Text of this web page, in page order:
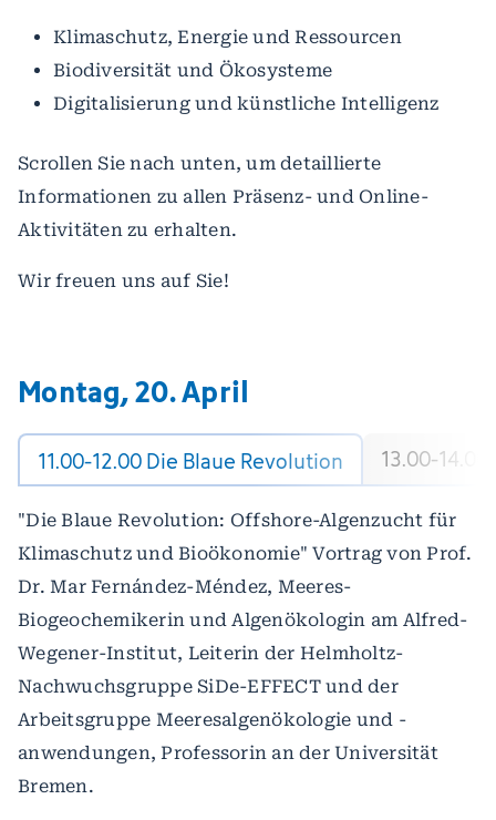
Klimaschutz, Energie und Ressourcen
Biodiversität und Ökosysteme
Digitalisierung und künstliche Intelligenz
Scrollen Sie nach unten, um detaillierte
Informationen zu allen Präsenz- und Online-
Aktivitäten zu erhalten.
Wir freuen uns auf Sie!
Montag, 20. April
11.00-12.00 Die Blaue Revolution 13.00-
"Die Blaue Revolution: Offshore-Algenzucht für
Klimaschutz und Bioökonomie" Vortrag von Prof.
Dr. Mar Fernández-Méndez, Meeres-
Biogeochemikerin und Algenökologin am Alfred-
Wegener-Institut, Leiterin der Helmholtz-
Nachwuchsgruppe SiDe-EFFECT und der
Arbeitsgruppe Meeresalgenökologie und -
anwendungen, Professorin an der Universität
Bremen.